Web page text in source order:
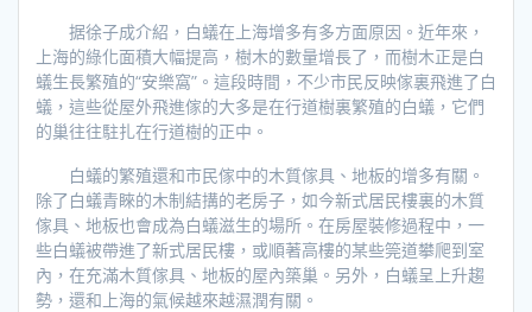
据徐子成介紹，白蟻在上海增多有多方面原因。近年來，
上海的綠化面積大幅提高，樹木的數量增長了，而樹木正是白
蟻生長繁殖的“安樂窩”。這段時間，不少市民反映傢裏飛進了白
蟻，這些從屋外飛進傢的大多是在行道樹裏繁殖的白蟻，它們
的巢往往駐扎在行道樹的正中。
白蟻的繁殖還和市民傢中的木質傢具、地板的增多有關。
除了白蟻青睞的木制結搆的老房子，如今新式居民樓裏的木質
傢具、地板也會成為白蟻滋生的場所。在房屋裝修過程中，一
些白蟻被帶進了新式居民樓，或順著高樓的某些筦道攀爬到室
內，在充滿木質傢具、地板的屋內築巢。另外，白蟻呈上升趨
勢，還和上海的氣候越來越濕潤有關。